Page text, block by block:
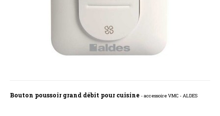
Bouton poussoir grand débit pour cuisine - accessoire VMC - ALDES